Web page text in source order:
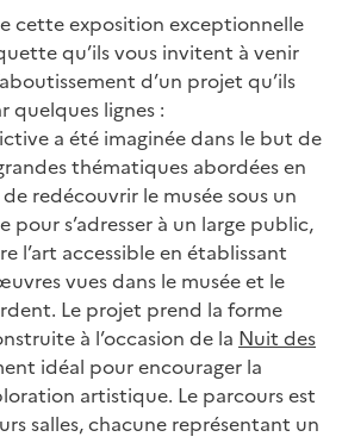
cette exposition exceptionnelle
qu’ils vous invitent à venir
d’un projet qu’ils
quelques lignes :
a été imaginée dans le but de
thématiques abordées en
redécouvrir le musée sous un
pour s’adresser à un large public,
l’art accessible en établissant
vues dans le musée et le
Le projet prend la forme
à l’occasion de la Nuit des
idéal pour encourager la
artistique. Le parcours est
salles, chacune représentant un